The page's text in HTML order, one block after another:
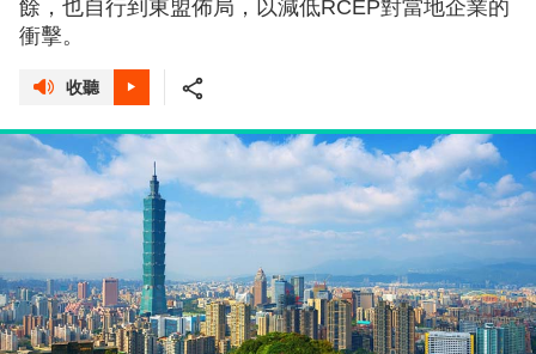
餘，也自行到東盟佈局，以減低RCEP對當地企業的
衝擊。
收聽